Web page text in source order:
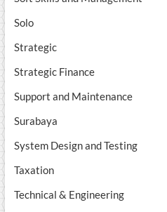
Solo
Strategic
Strategic Finance
Support and Maintenance
Surabaya
System Design and Testing
Taxation
Technical & Engineering